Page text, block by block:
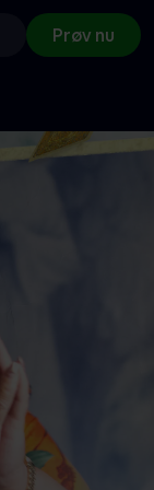
Prøv nu